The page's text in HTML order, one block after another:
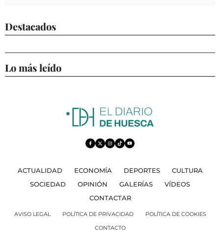
Destacados
Lo más leído
ACTUALIDAD ECONOMÍA DEPORTES
CULTURA
SOCIEDAD
OPINIÓN GALERÍAS
VÍDEOS
CONTACTAR
AVISO LEGAL POLÍTICA DE PRIVACIDAD
POLÍTICA DE COOKIES
CONTACTO